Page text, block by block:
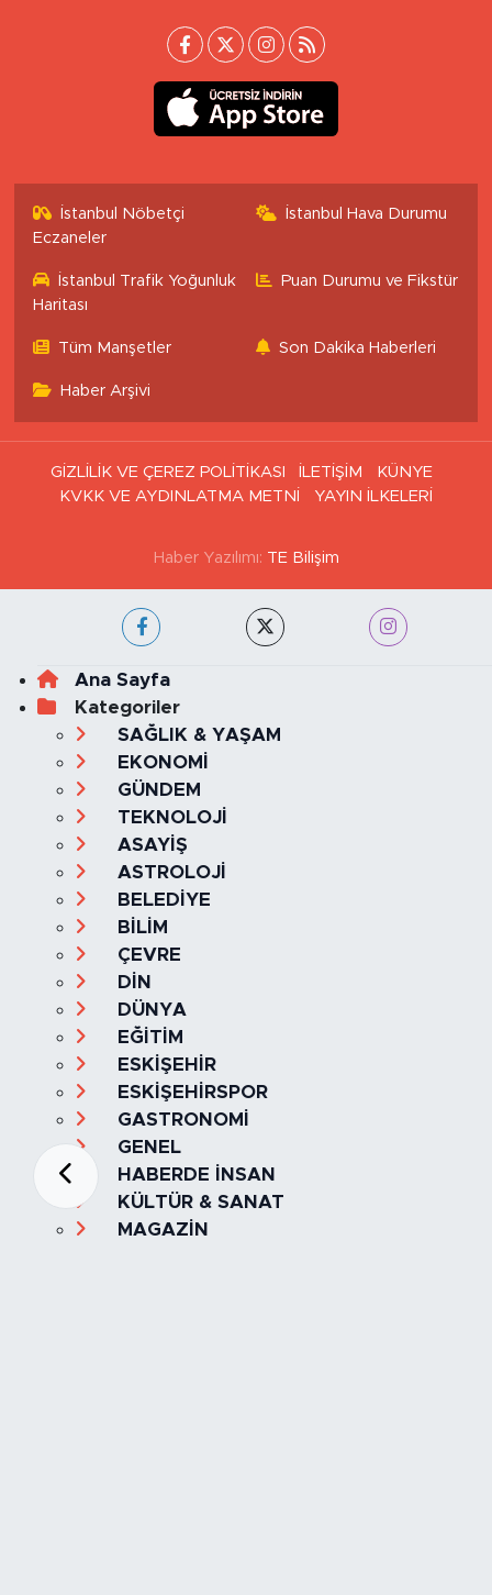
İstanbul Nöbetçi
Eczaneler
İstanbul Hava Durumu
İstanbul Trafik Yoğunluk
Haritası
Puan Durumu ve Fikstür
Tüm Manşetler Son Dakika Haberleri
Haber Arşivi
GİZLİLİK VE ÇEREZ POLİTİKASI İLETİŞİM
KÜNYE
KVKK VE AYDINLATMA METNİ
YAYIN İLKELERİ
Haber Yazılımı: TE Bilişim
Ana Sayfa
Kategoriler
SAĞLIK & YAŞAM
EKONOMİ
GÜNDEM
TEKNOLOJİ
ASAYİŞ
ASTROLOJİ
BELEDİYE
BİLİM
ÇEVRE
DİN
DÜNYA
EĞİTİM
ESKİŞEHİR
ESKİŞEHİRSPOR
GASTRONOMİ
GENEL
HABERDE İNSAN
KÜLTÜR & SANAT
MAGAZİN